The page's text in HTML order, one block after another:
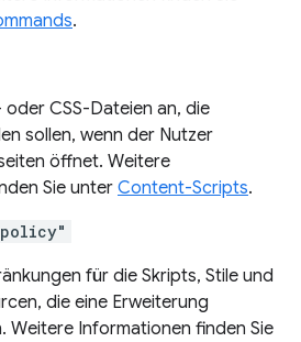
.
CSS-Dateien an, die
sollen, wenn der Nutzer
öffnet. Weitere
Sie unterContent-Scripts.
für die Skripts, Stile und
die eine Erweiterung
Weitere Informationen finden Sie